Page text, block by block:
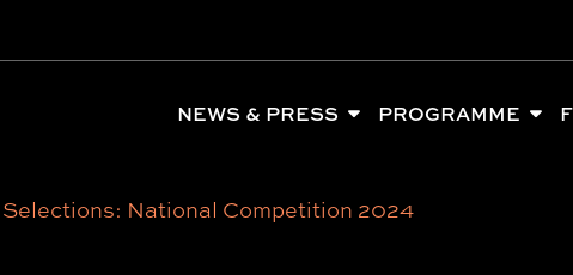
NEWS & PRESS PROGRAMME
Selections: National Competition 2024